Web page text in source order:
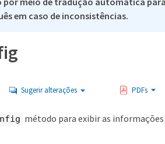
em caso de inconsistências.
Sugerir alterações PDFs
método para exibir as